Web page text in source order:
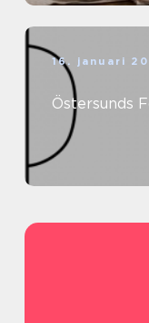
16. januari
Östersunds